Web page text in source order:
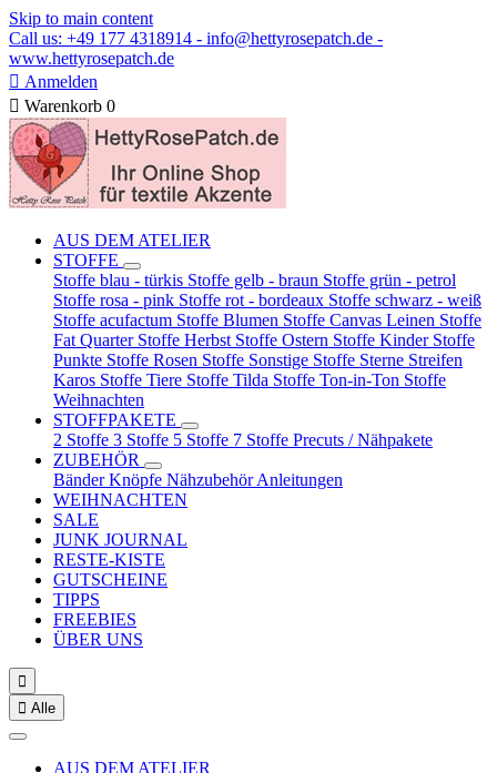
Skip to main content
Call us: +49 177 4318914 - info@hettyrosepatch.de -
www.hettyrosepatch.de
 Anmelden
 Warenkorb 0
AUS DEM ATELIER
STOFFE
Stoffe blau - türkis Stoffe gelb - braun Stoffe grün - petrol
Stoffe rosa - pink Stoffe rot - bordeaux Stoffe schwarz - weiß
Stoffe acufactum Stoffe Blumen Stoffe Canvas Leinen Stoffe
Fat Quarter Stoffe Herbst Stoffe Ostern Stoffe Kinder Stoffe
Punkte Stoffe Rosen Stoffe Sonstige Stoffe Sterne Streifen
Karos Stoffe Tiere Stoffe Tilda Stoffe Ton-in-Ton Stoffe
Weihnachten
STOFFPAKETE
2 Stoffe 3 Stoffe 5 Stoffe 7 Stoffe Precuts / Nähpakete
ZUBEHÖR
BänderKnöpfe NähzubehörAnleitungen
WEIHNACHTEN
SALE
JUNK JOURNAL
RESTE-KISTE
GUTSCHEINE
TIPPS
FREEBIES
ÜBER UNS

 Alle
AUS DEM ATELIER